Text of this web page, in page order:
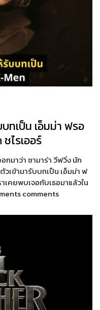
ทเป็น เอ็มม่า ฟรอ
ไรเออร์
กมาว่า ซามาร่า วีฟวิ่ง นัก
เข้ามารับบทเป็น เอ็มม่า ฟ
คยพบเจอกับเธอมาแล้วใน
comments